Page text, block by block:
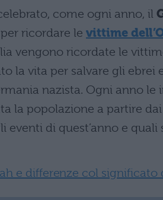
come ogni anno, il
ricordare le vittime
vengono ricordate le
la vita per salvare gli ebrei
nazista. Ogni anno le
la popolazione a partire
eventi di quest’anno e
e differenze col significato